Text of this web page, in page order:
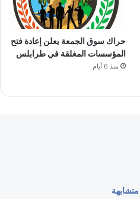
حراك سوق الجمعة يعلن إعادة فتح
المؤسسات المغلقة في طرابلس
منذ 6 أيام